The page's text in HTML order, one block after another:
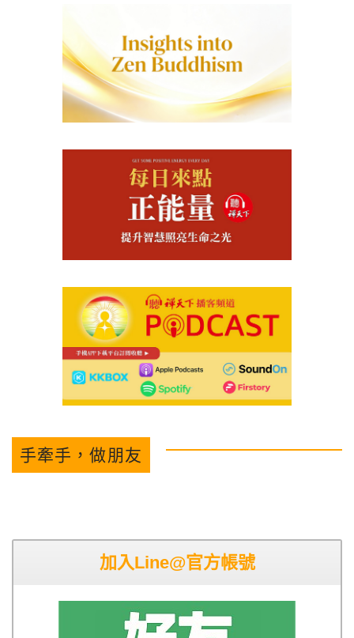
手牽手，做朋友
加入Line@官方帳號